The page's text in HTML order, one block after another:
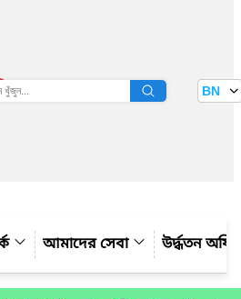
তথ্য বাতায়ন BN
আমাদের সেবা উর্দ্ধতন